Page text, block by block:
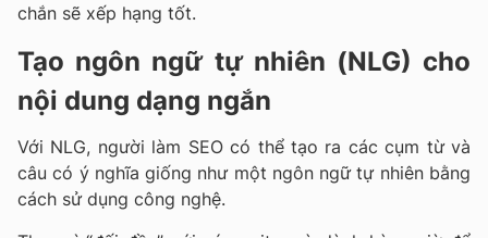
chắn sẽ xếp hạng tốt.
Tạo ngôn ngữ tự nhiên (NLG) cho
nội dung dạng ngắn
Với NLG, người làm SEO có thể tạo ra các cụm từ và
câu có ý nghĩa giống như một ngôn ngữ tự nhiên bằng
cách sử dụng công nghệ.